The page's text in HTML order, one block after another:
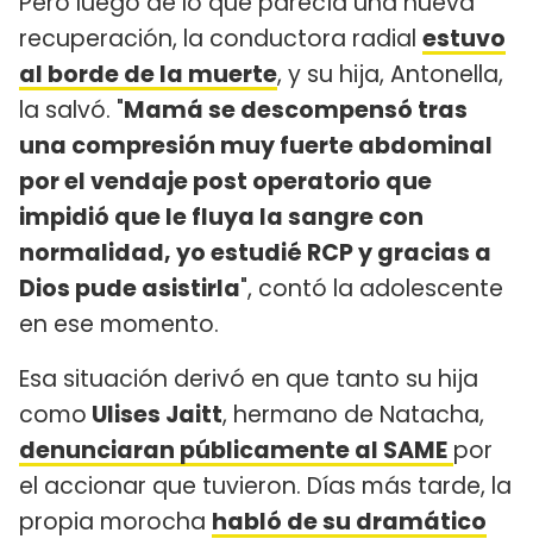
recuperación, la conductora radial estuvo
al borde de la muerte, y su hija, Antonella,
la salvó. "Mamá se descompensó tras
una compresión muy fuerte abdominal
por el vendaje post operatorio que
impidió que le fluya la sangre con
normalidad, yo estudié RCP y gracias a
Dios pude asistirla", contó la adolescente
en ese momento.
Esa situación derivó en que tanto su hija
como Ulises Jaitt, hermano de Natacha,
denunciaran públicamente al SAME por
el accionar que tuvieron. Días más tarde, la
propia morocha habló de su dramático